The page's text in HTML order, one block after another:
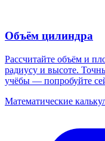
Объём цилиндра
Рассчитайте объём и
радиусу и высоте.
учёбы — попробуйте
Математические